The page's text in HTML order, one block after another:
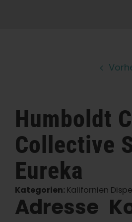
Deutsch
Suche
nach:
Humboldt
Collective
Eureka
Kategorien:Kalifornien
Adresse